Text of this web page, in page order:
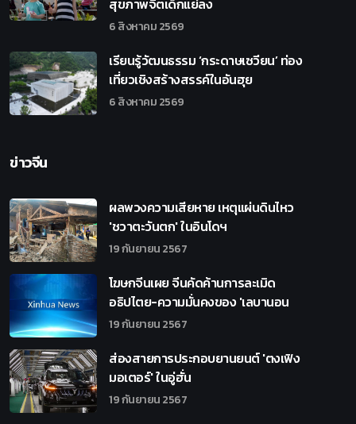
6 สิงหาคม 2569
เรียนรู้วัฒนธรรม ‘กระดาษเซวียน’ ท่อง
เที่ยวเชิงสร้างสรรค์ในอันฮุย
6 สิงหาคม 2569
ข่าวจีน
ผลพวงความเสียหาย เหตุแผ่นดินไหว
'ชวาตะวันตก' ในอินโดฯ
19 กันยายน 2567
โฆษกจีนเผย จีนคัดค้านการละเมิด
อธิปไตย-ความมั่นคงของ 'เลบานอน
19 กันยายน 2567
ส่องสายการประกอบยานยนต์ 'ตงเฟิง
มอเตอร์' ในอู่ฮั่น
19 กันยายน 2567